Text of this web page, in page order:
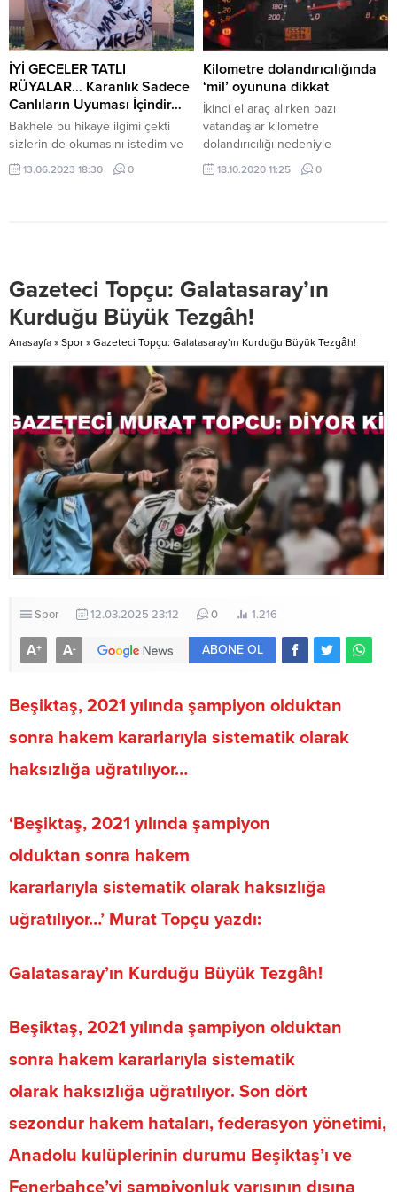
İmam’a adanması nedeniyle
Muharrem ayının ilk 12 gününde
tutulan yas ve matem oruçları için,
Hacı Bektaş Veli Anadolu...
hazır üretimlerin yoğun olması ve
el dokuma sanatına olan ilginin
azalması sonucu yok olma
aşamasına geldi. Yün dokuma
ustalarının mesleklerine olan...
İYİ GECELER TATLI
RÜYALAR… Karanlık Sadece
Canlıların Uyuması İçindir…
Bakhele bu hikaye ilgimi çekti
sizlerin de okumasını istedim ve
yayınlıyorum… Buyurun… Şöyle
başlıyor; Ben bu hikayeyi çok
gözümde hikaye canlanır kendimi
mutlu bir tebessüm ederken
bulurum Benim...
13.06.2023 18:30 0
Kilometre dolandırıcılığında
‘mil’ oyununa dikkat
İkinci el araç alırken bazı
vatandaşlar kilometre
dolandırıcılığı nedeniyle
mağduriyet yaşayabiliyor.
Dolandırıcılar satılan otomobilin
18.10.2020 11:25 0
Gazeteci Topçu: Galatasaray’ın
Kurduğu Büyük Tezgâh!
Anasayfa » Spor » Gazeteci Topçu: Galatasaray’ın Kurduğu Büyük Tezgâh!
Spor 12.03.2025 23:12 0 1.216
A+ A- ABONE OL
Beşiktaş, 2021 yılında şampiyon olduktan
sonra hakem kararlarıyla sistematik olarak
haksızlığa uğratılıyor…
‘Beşiktaş, 2021 yılında şampiyon
olduktan sonra hakem
kararlarıyla sistematik olarak haksızlığa
uğratılıyor…’ Murat Topçu yazdı:
Galatasaray’ın Kurduğu Büyük Tezgâh!
Beşiktaş, 2021 yılında şampiyon olduktan
sonra hakem kararlarıyla sistematik
olarak haksızlığa uğratılıyor. Son dört
sezondur hakem hataları, federasyon yönetimi,
Anadolu kulüplerinin durumu Beşiktaş’ı ve
Fenerbahçe’yi şampiyonluk yarışının dışına